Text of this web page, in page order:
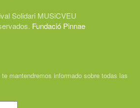
Solidari MUSiCVEU
Fundació Pinnae
mantendremos informado sobre todas las